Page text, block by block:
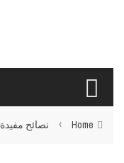
Home
› نصائح مفيدة